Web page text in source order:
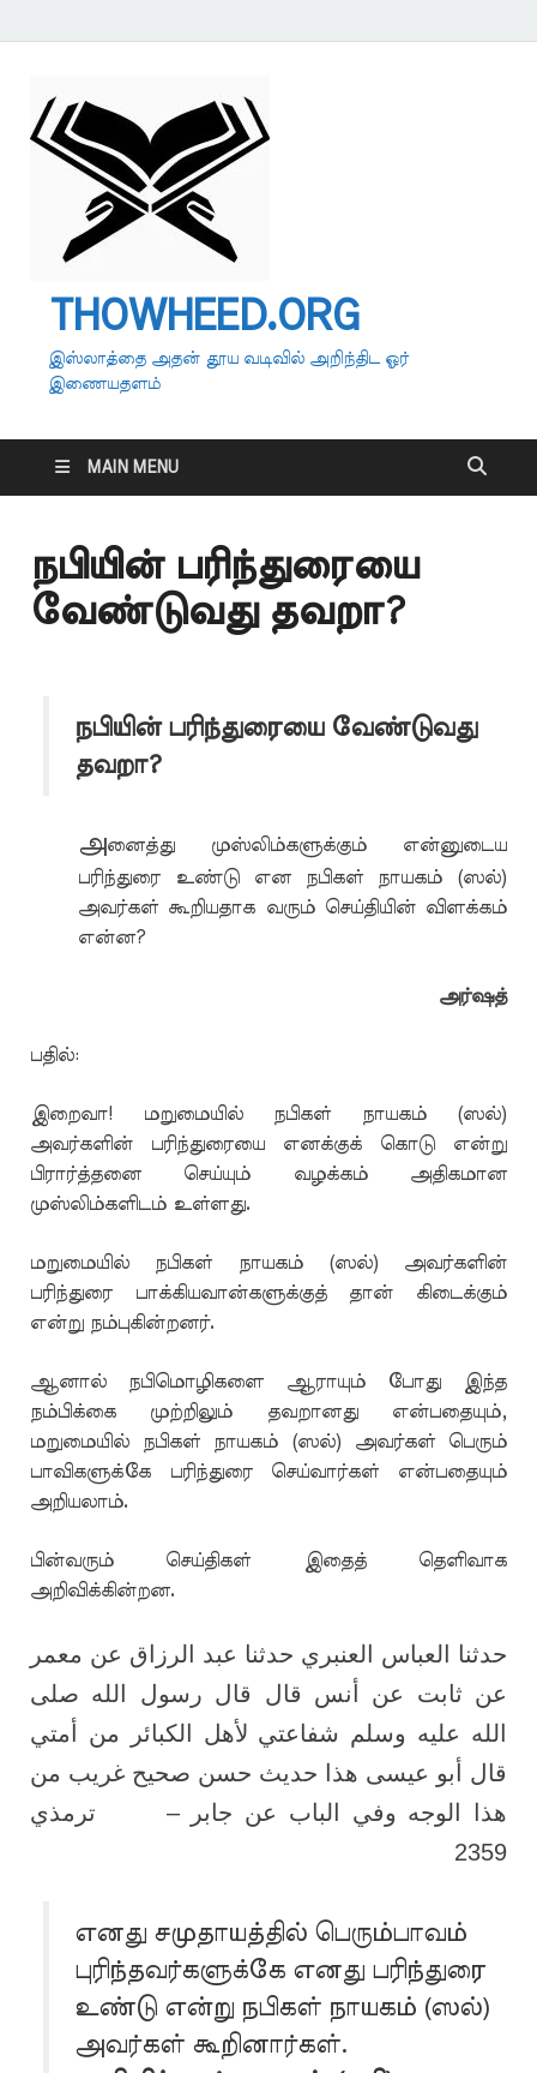
THOWHEED.ORG
இஸ்லாத்தை அதன் தூய வடிவில் அறிந்திட ஓர்
இணையதளம்
MAIN MENU
நபியின் பரிந்துரையை
வேண்டுவது தவறா?
நபியின் பரிந்துரையை வேண்டுவது
தவறா?
அனைத்து முஸ்லிம்களுக்கும் என்னுடைய
பரிந்துரை உண்டு என நபிகள் நாயகம் (ஸல்)
அவர்கள் கூறியதாக வரும் செய்தியின் விளக்கம்
என்ன?
அர்ஷத்
பதில்:
இறைவா! மறுமையில் நபிகள் நாயகம் (ஸல்)
அவர்களின் பரிந்துரையை எனக்குக் கொடு என்று
பிரார்த்தனை செய்யும் வழக்கம் அதிகமான
முஸ்லிம்களிடம் உள்ளது.
மறுமையில் நபிகள் நாயகம் (ஸல்) அவர்களின்
பரிந்துரை பாக்கியவான்களுக்குத் தான் கிடைக்கும்
என்று நம்புகின்றனர்.
ஆனால் நபிமொழிகளை ஆராயும் போது இந்த
நம்பிக்கை முற்றிலும் தவறானது என்பதையும்,
மறுமையில் நபிகள் நாயகம் (ஸல்) அவர்கள் பெரும்
பாவிகளுக்கே பரிந்துரை செய்வார்கள் என்பதையும்
அறியலாம்.
பின்வரும் செய்திகள் இதைத் தெளிவாக
அறிவிக்கின்றன.
حدثنا العباس العنبري حدثنا عبد الرزاق عن معمر
عن ثابت عن أنس قال قال رسول الله صلى
الله عليه وسلم شفاعتي لأهل الكبائر من أمتي
قال أبو عيسى هذا حديث حسن صحيح غريب من
هذا الوجه وفي الباب عن جابر – ترمذي
2359
எனது சமுதாயத்தில் பெரும்பாவம்
புரிந்தவர்களுக்கே எனது பரிந்துரை
உண்டு என்று நபிகள் நாயகம் (ஸல்)
அவர்கள் கூறினார்கள்.